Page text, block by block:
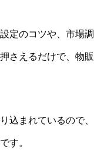
定のコツや、市場調
さえるだけで、物販
込まれているので、
す。